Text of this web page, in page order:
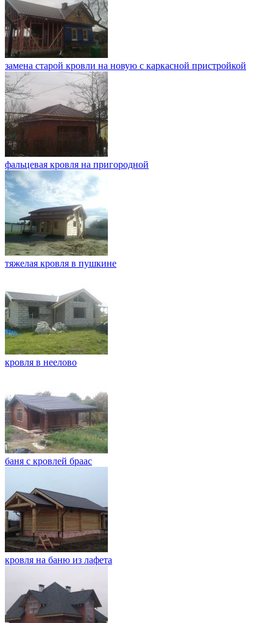
замена старой кровли на новую с каркасной пристройкой
фальцевая кровля на пригородной
тяжелая кровля в пушкине
кровля в неелово
баня с кровлей браас
кровля на баню из лафета